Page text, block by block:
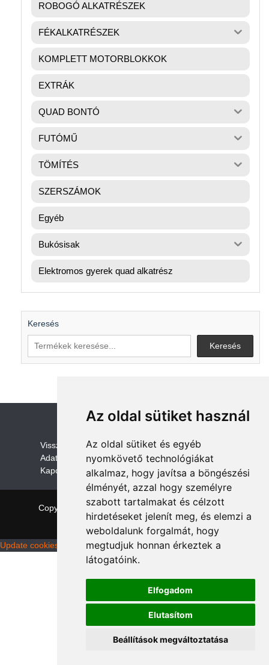
Az oldal sütiket használ
Az oldal sütiket és egyéb
nyomkövető technológiákat
alkalmaz, hogy javítsa a böngészési
élményét, azzal hogy személyre
szabott tartalmakat és célzott
hirdetéseket jelenít meg, és elemzi a
weboldalunk forgalmát, hogy
megtudjuk honnan érkeztek a
látogatóink.
Elfogadom
Elutasítom
Beállítások megváltoztatása
ROBOGÓ ALKATRÉSZEK
FÉKALKATRÉSZEK
KOMPLETT MOTORBLOKKOK
EXTRÁK
QUAD BONTÓ
FUTÓMŰ
TÖMÍTÉS
SZERSZÁMOK
Egyéb
Bukósisak
Elektromos gyerek quad alkatrész
Keresés
Keresés
Visszaküldési és visszatérítési szabályzat
Adatvédelem /GDPR
Kapcsolat
Copyright © 2026 quadalkatreszek.com | Theme:
NewStoreby ThemeFarmer
Update cookies preferences